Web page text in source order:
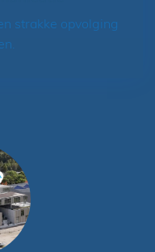
strakke opvolging